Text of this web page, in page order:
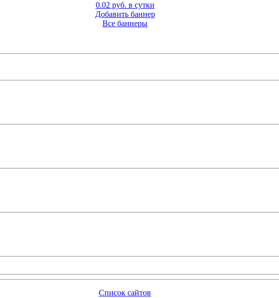
0.02 руб. в сутки
Добавить баннер
Все баннеры
Список сайтов